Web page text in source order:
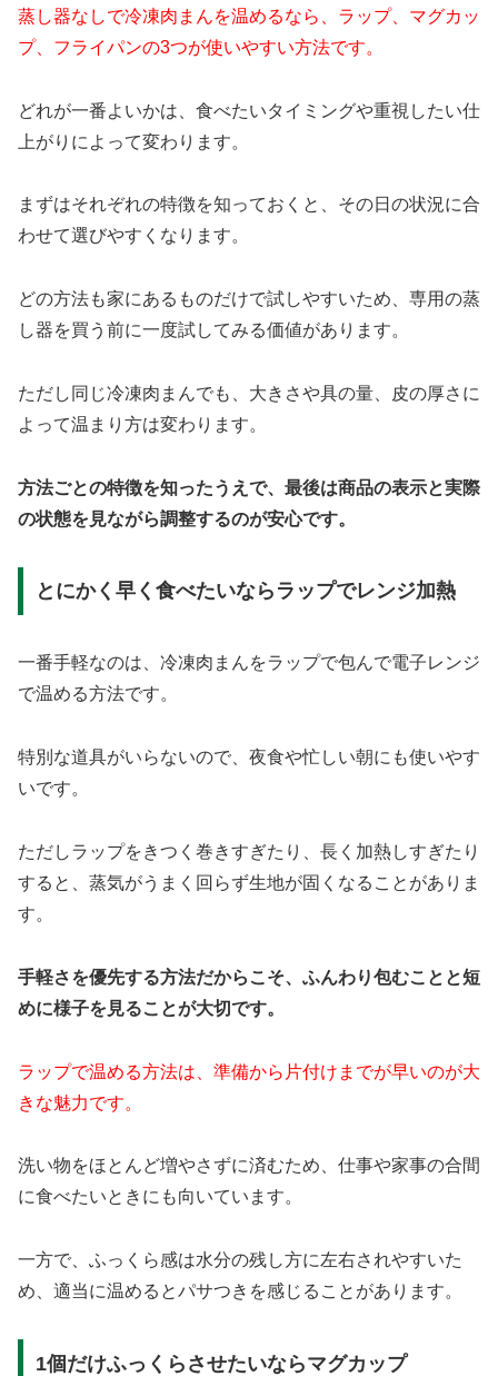
蒸し器なしで冷凍肉まんを温めるなら、ラップ、マグカッ
プ、フライパンの3つが使いやすい方法です。
どれが一番よいかは、食べたいタイミングや重視したい仕
上がりによって変わります。
まずはそれぞれの特徴を知っておくと、その日の状況に合
わせて選びやすくなります。
どの方法も家にあるものだけで試しやすいため、専用の蒸
し器を買う前に一度試してみる価値があります。
ただし同じ冷凍肉まんでも、大きさや具の量、皮の厚さに
よって温まり方は変わります。
方法ごとの特徴を知ったうえで、最後は商品の表示と実際
の状態を見ながら調整するのが安心です。
とにかく早く食べたいならラップでレンジ加熱
一番手軽なのは、冷凍肉まんをラップで包んで電子レンジ
で温める方法です。
特別な道具がいらないので、夜食や忙しい朝にも使いやす
いです。
ただしラップをきつく巻きすぎたり、長く加熱しすぎたり
すると、蒸気がうまく回らず生地が固くなることがありま
す。
手軽さを優先する方法だからこそ、ふんわり包むことと短
めに様子を見ることが大切です。
ラップで温める方法は、準備から片付けまでが早いのが大
きな魅力です。
洗い物をほとんど増やさずに済むため、仕事や家事の合間
に食べたいときにも向いています。
一方で、ふっくら感は水分の残し方に左右されやすいた
め、適当に温めるとパサつきを感じることがあります。
1個だけふっくらさせたいならマグカップ